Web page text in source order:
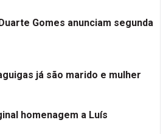
Gomes anunciam segunda
já são marido e mulher
homenagem a Luís